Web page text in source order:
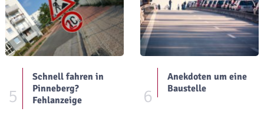
5
Schnell fahren in
Pinneberg?
Fehlanzeige
6
Anekdoten um eine
Baustelle